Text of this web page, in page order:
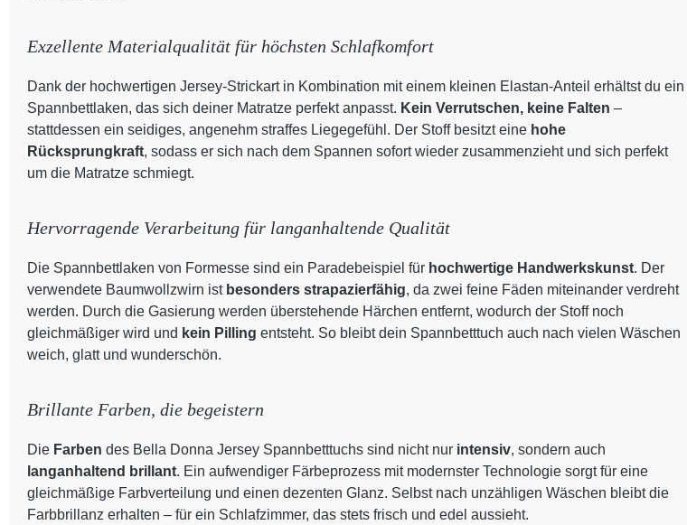
Exzellente Materialqualität für höchsten Schlafkomfort
Dank der hochwertigen Jersey-Strickart in Kombination mit einem kleinen Elastan-Anteil erhältst du ein
Spannbettlaken, das sich deiner Matratze perfekt anpasst. Kein Verrutschen, keine Falten –
stattdessen ein seidiges, angenehm straffes Liegegefühl. Der Stoff besitzt eine hohe
Rücksprungkraft, sodass er sich nach dem Spannen sofort wieder zusammenzieht und sich perfekt
um die Matratze schmiegt.
Hervorragende Verarbeitung für langanhaltende Qualität
Die Spannbettlaken von Formesse sind ein Paradebeispiel für hochwertige Handwerkskunst. Der
verwendete Baumwollzwirn ist besonders strapazierfähig, da zwei feine Fäden miteinander verdreht
werden. Durch die Gasierung werden überstehende Härchen entfernt, wodurch der Stoff noch
gleichmäßiger wird und kein Pilling entsteht. So bleibt dein Spannbetttuch auch nach vielen Wäschen
weich, glatt und wunderschön.
Brillante Farben, die begeistern
Die Farben des Bella Donna Jersey Spannbetttuchs sind nicht nur intensiv, sondern auch
langanhaltend brillant. Ein aufwendiger Färbeprozess mit modernster Technologie sorgt für eine
gleichmäßige Farbverteilung und einen dezenten Glanz. Selbst nach unzähligen Wäschen bleibt die
Farbbrillanz erhalten – für ein Schlafzimmer, das stets frisch und edel aussieht.